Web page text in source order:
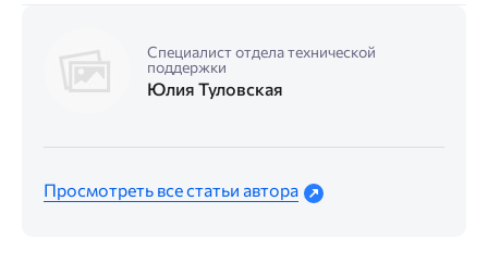
Специалист отдела технической
поддержки
Юлия Туловская
Просмотреть все статьи автора